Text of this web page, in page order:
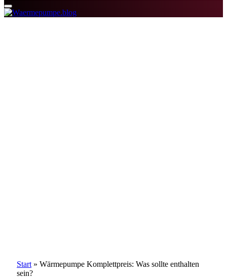
Start » Wärmepumpe Komplettpreis: Was sollte enthalten
sein?